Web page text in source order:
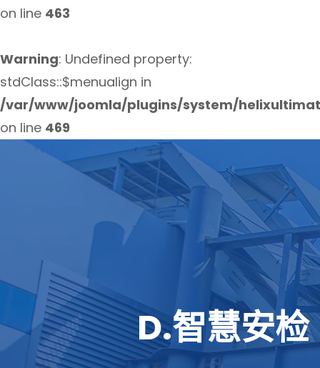
on line 463
Warning: Undefined property:
stdClass::$menualign in
/var/www/joomla/plugins/system/
on line 469
D.智慧安检